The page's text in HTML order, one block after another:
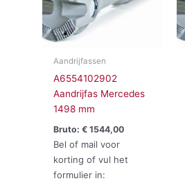
Aandrijfassen
A6554102902
Aandrijfas Mercedes
1498 mm
Bruto:€ 1544,00
Bel of mail voor
korting of vul het
formulier in: